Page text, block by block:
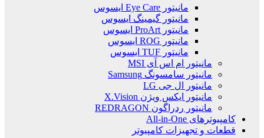
مانیتور Eye Care ایسوس
مانیتور گیمینگ ایسوس
مانیتور ProArt ایسوس
مانیتور ROG ایسوس
مانیتور TUF ایسوس
مانیتور ام اس آی MSI
مانیتور سامسونگ Samsung
مانیتور ال جی LG
مانیتور ایکس ویژن X.Vision
مانیتور ردراگون REDRAGON
کامپیوترهای All-in-One
قطعات و تجهیزات کامپیوتر